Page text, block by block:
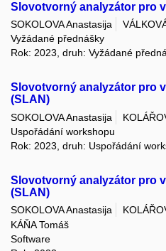
Slovotvorný analyzátor pro
SOKOLOVA Anastasija
Vyžádané přednášky
Rok: 2023, druh: Vyžádané
Slovotvorný analyzátor pro
(SLAN)
SOKOLOVA Anastasija
Uspořádání workshopu
Rok: 2023, druh: Uspořádání
Slovotvorný analyzátor pro
(SLAN)
SOKOLOVA Anastasija
KÁŇA Tomáš
Software